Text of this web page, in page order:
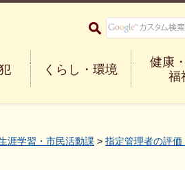
Minoh City
くらし・環境
健康
福
涯学習・市民活動課 > 指定管理者の評